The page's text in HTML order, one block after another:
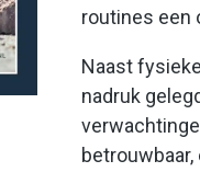
routines een
Naast
nadruk